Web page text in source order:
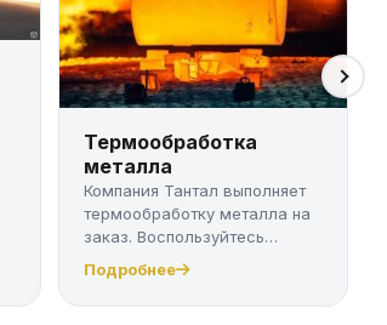
Термообработка
металла
Компания Тантал выполняет
термообработку металла на
заказ. Воспользуйтесь
качест...
Подробнее